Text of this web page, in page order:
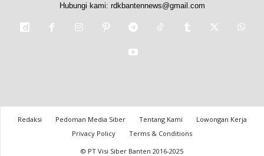
Hubungi kami: rdkbantennews@gmail.com
Redaksi Pedoman Media Siber Tentang Kami
Lowongan Kerja
Privacy Policy
Terms & Conditions
© PT Visi Siber Banten 2016-2025